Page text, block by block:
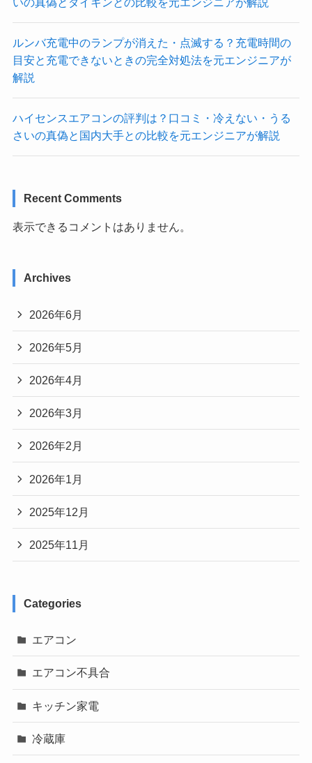
ルンバ充電中のランプが消えた・点滅する？充電時間の
目安と充電できないときの完全対処法を元エンジニアが
解説
ハイセンスエアコンの評判は？口コミ・冷えない・うる
さいの真偽と国内大手との比較を元エンジニアが解説
Recent Comments
表示できるコメントはありません。
Archives
2026年6月
2026年5月
2026年4月
2026年3月
2026年2月
2026年1月
2025年12月
2025年11月
Categories
エアコン
エアコン不具合
キッチン家電
冷蔵庫